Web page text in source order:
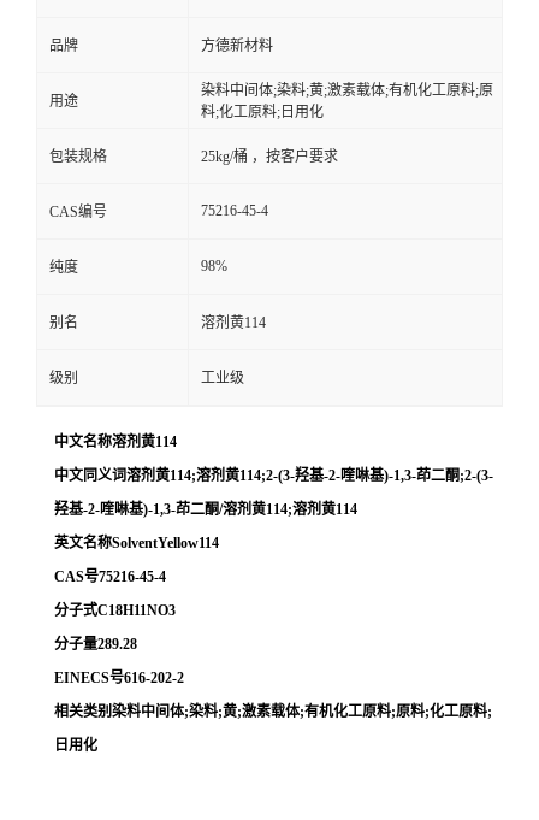
品牌 方德新材料
用途
染料中间体;染料;黄;激素载体;有机化工原料;原
料;化工原料;日用化
包装规格 25kg/桶 ，按客户要求
CAS编号 75216-45-4
纯度 98%
别名 溶剂黄114
级别 工业级
中文名称溶剂黄114
中文同义词溶剂黄114;溶剂黄114;2-(3-羟基-2-喹啉基)-1,3-茚二酮;2-(3-
羟基-2-喹啉基)-1,3-茚二酮/溶剂黄114;溶剂黄114
英文名称SolventYellow114
CAS号75216-45-4
分子式C18H11NO3
分子量289.28
EINECS号616-202-2
相关类别染料中间体;染料;黄;激素载体;有机化工原料;原料;化工原料;
日用化